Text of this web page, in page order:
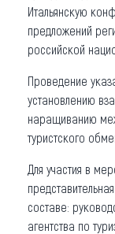
Итальянскую
предложений
российской
Проведение
установлению
наращиванию
туристского
Для участия в
составе:
агентства по